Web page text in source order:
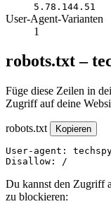
5.78.144.51
User-Agent-Varianten
1
robots.txt –
Füge diese Zeilen in
Zugriff auf deine
robots.txt Kopieren
User-agent:
Disallow: /
Du kannst den Zugriff
zu blockieren: